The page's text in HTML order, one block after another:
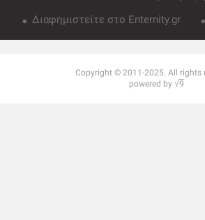
Διαφημιστείτε στο Enternity.gr
Copyright © 2011-2025. All rights
powered by √9